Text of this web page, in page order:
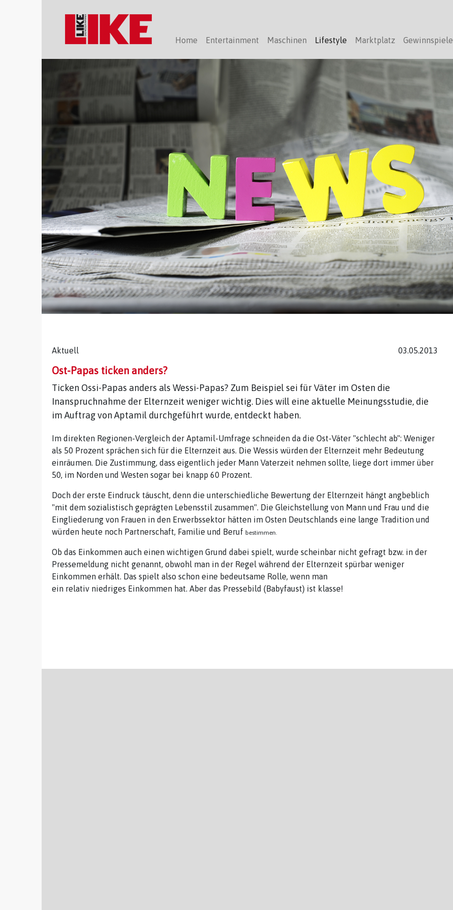
Home Entertainment Maschinen Lifestyle Marktplatz Gewinnspiele
Aktuell 03.05.2013
Ost-Papas ticken anders?
Ticken Ossi-Papas anders als Wessi-Papas? Zum Beispiel sei für Väter im Osten die
Inanspruchnahme der Elternzeit weniger wichtig. Dies will eine aktuelle Meinungsstudie, die
im Auftrag von Aptamil durchgeführt wurde, entdeckt haben.
Im direkten Regionen-Vergleich der Aptamil-Umfrage schneiden da die Ost-Väter "schlecht ab": Weniger
als 50 Prozent sprächen sich für die Elternzeit aus. Die Wessis würden der Elternzeit mehr Bedeutung
einräumen. Die Zustimmung, dass eigentlich jeder Mann Vaterzeit nehmen sollte, liege dort immer über
50, im Norden und Westen sogar bei knapp 60 Prozent.
Doch der erste Eindruck täuscht, denn die unterschiedliche Bewertung der Elternzeit hängt angbeblich
"mit dem sozialistisch geprägten Lebensstil zusammen". Die Gleichstellung von Mann und Frau und die
Eingliederung von Frauen in den Erwerbssektor hätten im Osten Deutschlands eine lange Tradition und
würden heute noch Partnerschaft, Familie und Beruf bestimmen.
Ob das Einkommen auch einen wichtigen Grund dabei spielt, wurde scheinbar nicht gefragt bzw. in der
Pressemeldung nicht genannt, obwohl man in der Regel während der Elternzeit spürbar weniger
Einkommen erhält. Das spielt also schon eine bedeutsame Rolle, wenn man
ein relativ niedriges Einkommen hat. Aber das Pressebild (Babyfaust) ist klasse!